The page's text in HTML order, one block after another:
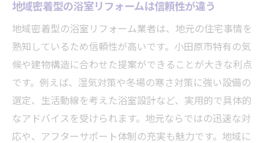
地域密着型の浴室リフォームは信頼性が違う
地域密着型の浴室リフォーム業者は、地元の住宅事情を
熟知しているため信頼性が高いです。小田原市特有の気
候や建物構造に合わせた提案ができることが大きな利点
です。例えば、湿気対策や冬場の寒さ対策に強い設備の
選定、生活動線を考えた浴室設計など、実用的で具体的
なアドバイスを受けられます。地元ならではの迅速な対
応や、アフターサポート体制の充実も魅力です。地域に